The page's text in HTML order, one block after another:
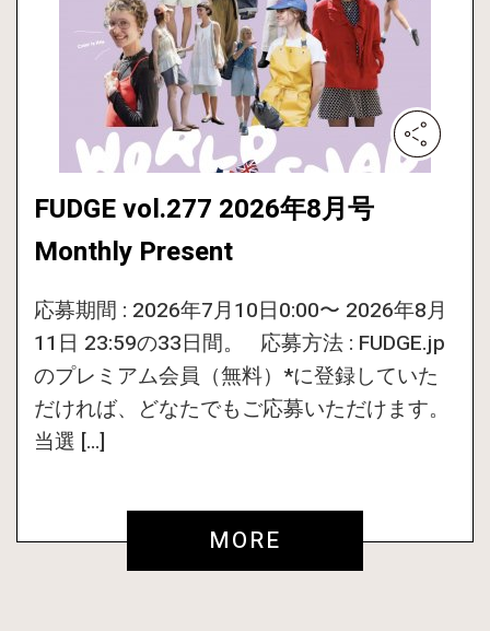
FUDGE vol.277 2026年8月号
Monthly Present
応募期間 : 2026年7月10日0:00〜 2026年8月
11日 23:59の33日間。 応募方法 : FUDGE.jp
のプレミアム会員（無料）*に登録していた
だければ、どなたでもご応募いただけます。
当選 […]
MORE